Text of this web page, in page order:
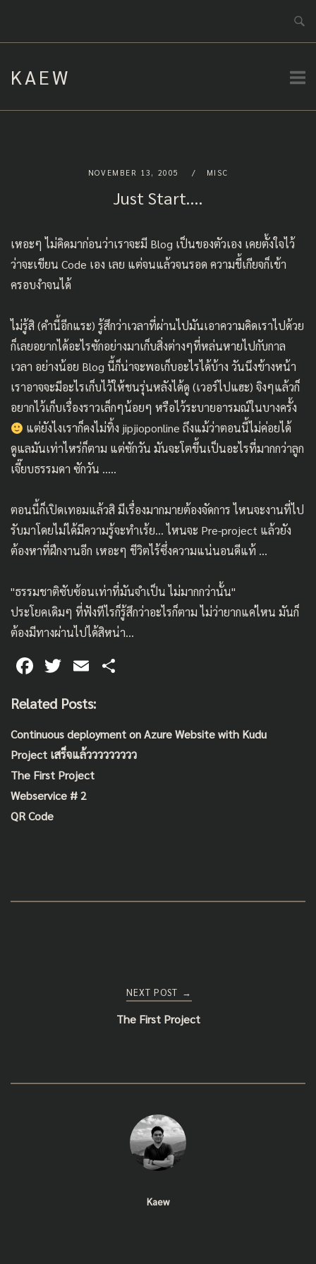
KAEW
NOVEMBER 13, 2005 MISC
Just Start….
เหอะๆ ไม่คิดมาก่อนว่าเราจะมี Blog เป็นของตัวเอง เคยตั้งใจไว้
ว่าจะเขียน Code เอง เลย แต่จนแล้วจนรอด ความขี้เกียจก็เข้า
ครอบงำจนได้
ไม่รู้สิ (คำนี้อีกแระ) รู้สึกว่าเวลาที่ผ่านไปมันเอาความคิดเราไปด้วย
ก็เลยอยากได้อะไรซักอย่างมาเก็บสิ่งต่างๆที่หล่นหายไปกับกาล
เวลา อย่างน้อย Blog นี้ก็น่าจะพอเก็บอะไรได้บ้าง วันนึงข้างหน้า
เราอาจจะมีอะไรเก็บไว้ให้ชนรุ่นหลังได้ดู (เวอร์ไปแฮะ) จิงๆแล้วก็
อยากไว้เก็บเรื่องราวเล็กๆน้อยๆ หรือไว้ระบายอารมณ์ในบางครั้ง
แต่ยังไงเราก็คงไม่ทิ้ง jipjioponline ถึงแม้ว่าตอนนี้ไม่ค่อยได้
ดูแลมันเท่าไหร่ก็ตาม แต่ซักวัน มันจะโตขึ้นเป็นอะไรที่มากกว่าลูก
เจี๊ยบธรรมดา ซักวัน …..
ตอนนี้ก็เปิดเทอมแล้วสิ มีเรื่องมากมายต้องจัดการ ไหนจะงานที่ไป
รับมาโดยไม่ได้มีความรู้จะทำเร้ย… ไหนจะ Pre-project แล้วยัง
ต้องหาที่ฝึกงานอีก เหอะๆ ชีวิตไร้ซึ่งความแน่นอนดีแท้ …
"ธรรมชาติซับซ้อนเท่าที่มันจำเป็น ไม่มากกว่านั้น"
ประโยคเดิมๆ ที่ฟังทีไรก็รู้สึกว่าอะไรก็ตาม ไม่ว่ายากแค่ไหน มันก็
ต้องมีทางผ่านไปได้สิหน่า…
F
e
b
o
o
k
T
tt
er
E
ai
l e
Related Posts:
Continuous deployment on Azure Website with Kudu
Project เสร็จแล้ววววววววว
The First Project
Webservice # 2
QR Code
NEXT POST →
The First Project
Kaew